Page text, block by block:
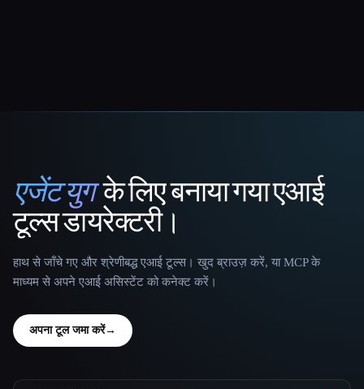
That AI Collection
एजेंट युगके लिए बनाया गया एआई
टूल्स डायरेक्टरी।
हाथ से जाँचे गए और श्रेणीबद्ध एआई टूल्स। खुद ब्राउज़ करें, या MCP के
माध्यम से अपने एआई असिस्टेंट को कनेक्ट करें।
अपना टूल जमा करें→